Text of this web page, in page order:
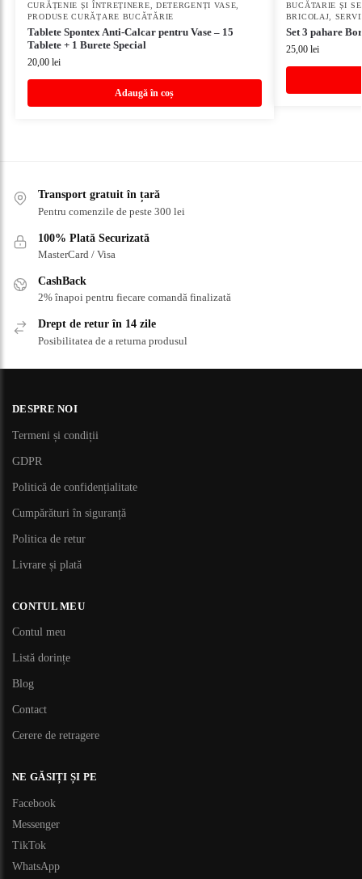
CURĂȚENIE ȘI ÎNTREȚINERE, DETERGENȚI VASE,
PRODUSE CURĂȚARE BUCĂTĂRIE
Tablete Spontex Anti-Calcar pentru Vase – 15
Tablete + 1 Burete Special
20,00 lei
Adaugă în coș
BUCĂTARIE ȘI
BRICOLAJ,
Set 3 pahare
25,00 lei
Transport gratuit în țară
Pentru comenzile de peste 300 lei
100% Plată Securizată
MasterCard / Visa
CashBack
2% înapoi pentru fiecare comandă finalizată
Drept de retur în 14 zile
Posibilitatea de a returna produsul
DESPRE NOI
Termeni și condiții
GDPR
Politică de confidențialitate
Cumpărături în siguranță
Politica de retur
Livrare și plată
CONTUL MEU
Contul meu
Listă dorințe
Blog
Contact
Cerere de retragere
NE GĂSIȚI ȘI PE
Facebook
Messenger
TikTok
WhatsApp